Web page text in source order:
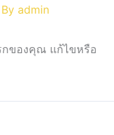
admin
กของคุณ แก้ไขหรือ